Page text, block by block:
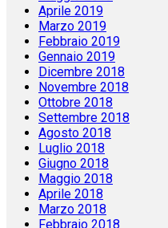
Aprile 2019
Marzo 2019
Febbraio 2019
Gennaio 2019
Dicembre 2018
Novembre 2018
Ottobre 2018
Settembre 2018
Agosto 2018
Luglio 2018
Giugno 2018
Maggio 2018
Aprile 2018
Marzo 2018
Febbraio 2018